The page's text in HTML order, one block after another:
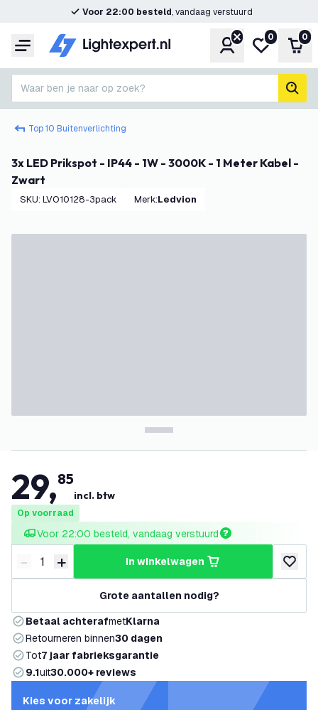
Voor 22:00 besteld, vandaag verstuurd
Menu Account
Mijn
0 0
Waar ben je naar op zoek?
Top 10 Buitenverlichting
3x LED Prikspot - IP44 - 1W - 3000K - 1 Meter Kabel -
Zwart
SKU: LVO10128-3pack Merk: Ledvion
29,85
incl. btw
Op voorraad
Voor 22:00 besteld, vandaag verstuurd
Verminder hoeveelheid
- Verhoog hoeveelheid
+ in winkelwagen
Grote aantallen nodig?
Betaal achterafmetKlarna
Retourneren binnen30 dagen
Tot7 jaar fabrieksgarantie
9.1uit30.000+ reviews
Kies voor zakelijk